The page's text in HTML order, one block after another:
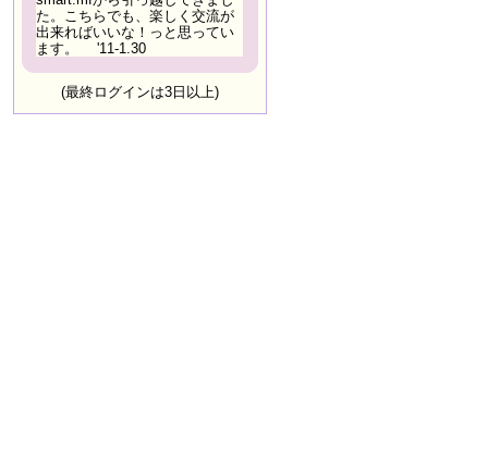
た。こちらでも、楽しく交流が
出来ればいいな！っと思ってい
ます。 '11-1.30
(最終ログインは3日以上)